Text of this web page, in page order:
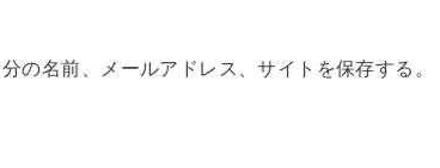
の名前、メールアドレス、サイトを保存する。